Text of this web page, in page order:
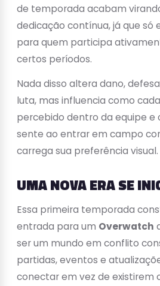
de temporada acabam
dedicação contínua, já que só
para quem participa
certos períodos.
Nada disso altera dano,
luta, mas influencia como
percebido dentro da equipe e
sente ao entrar em campo
carrega sua preferência visual.
UMA NOVA ERA SE
Essa primeira temporada
entrada para um Overwatch
ser um mundo em conflito
partidas, eventos e
conectar em vez de existirem